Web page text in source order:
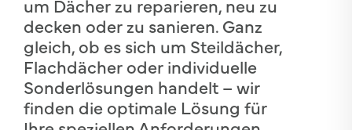
um Dächer zu reparieren, neu zu
decken oder zu sanieren. Ganz
gleich, ob es sich um Steildächer,
Flachdächer oder individuelle
Sonderlösungen handelt – wir
finden die optimale Lösung für